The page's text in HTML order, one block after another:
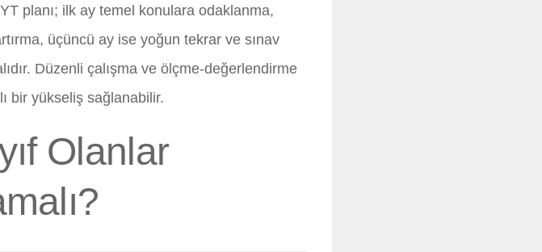
planı; ilk ay temel konulara odaklanma,
üçüncü ay ise yoğun tekrar ve sınav
Düzenli çalışma ve ölçme-değerlendirme
bir yükseliş sağlanabilir.
Olanlar